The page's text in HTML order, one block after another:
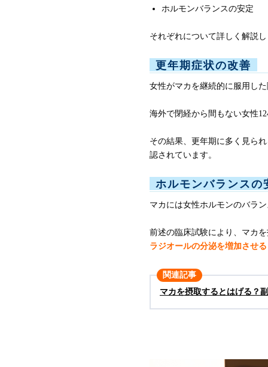
ホルモンバランスの安定
それぞれについて詳しく解説
更年期症状の改善
女性がマカを継続的に服用し
海外で閉経から間もない女性
その結果、更年期に多く見ら
認されています。
ホルモンバランスの
マカには女性ホルモンのバラ
前述の臨床試験により、マカ
ラジオールの分泌を増加させる
関連記事
マカを摂取するとはげる？